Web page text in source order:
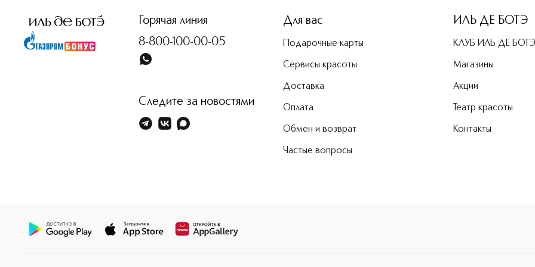
Горячая линия
8-800-100-00-05
Следите за новостями
Для вас
Подарочные карты
Сервисы красоты
Доставка
Оплата
Обмен и возврат
Частые вопросы
ИЛЬ ДЕ БОТЭ
КЛУБ ИЛЬ ДЕ БОТЭ
Магазины
Акции
Театр красоты
Контакты